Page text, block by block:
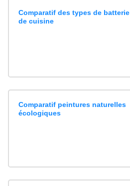
Comparatif des types de batterie
de cuisine
Comparatif peintures naturelles
écologiques